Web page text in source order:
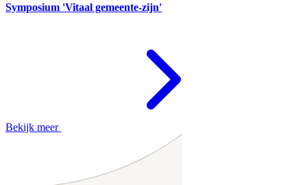
Symposium 'Vitaal gemeente-zijn'
Bekijk meer